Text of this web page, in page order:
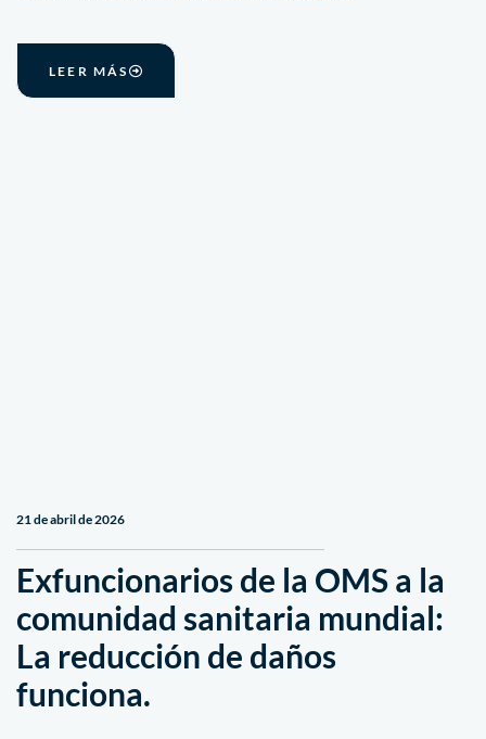
LEER MÁS
21 de abril de 2026
Exfuncionarios de la OMS a la
comunidad sanitaria mundial:
La reducción de daños
funciona.